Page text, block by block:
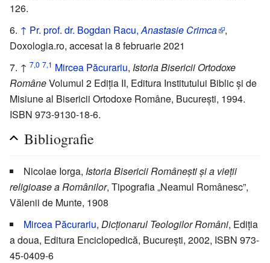
126.
↑ Pr. prof. dr. Bogdan Racu, Anastasie Crimca
,
Doxologia.ro, accesat la 8 februarie 2021
↑ 7,0 7,1 Mircea Păcurariu, Istoria Bisericii Ortodoxe
RomâneVolumul 2 Ediția II, Editura Institutului Biblic și de
Misiune al Bisericii Ortodoxe Române, București, 1994.
ISBN 973-9130-18-6.
Bibliografie
Nicolae Iorga, Istoria Bisericii Românești și a vieții
religioase a Românilor, Tipografia „Neamul Românesc”,
Vălenii de Munte, 1908
Mircea Păcurariu, Dicționarul Teologilor Români, Ediția
a doua, Editura Enciclopedică, București, 2002, ISBN 973-
45-0409-6